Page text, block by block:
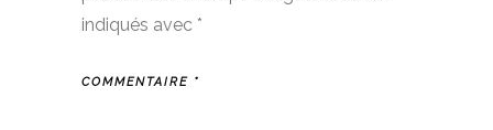
indiqués avec *
COMMENTAIRE *